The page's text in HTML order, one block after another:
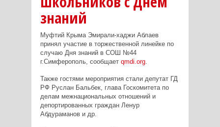
знаний
Муфтий Крыма Эмирали-хаджи Аблаев
принял участие в торжественной линейке по
случаю Дня знаний в СОШ №44
г.Симферополь, сообщает qmdi.org.
Также гостями мероприятия стали депутат ГД
РФ Руслан Бальбек, глава Госкомитета по
делам межнациональных отношений и
депортированных граждан Ленур
Абдураманов и др.